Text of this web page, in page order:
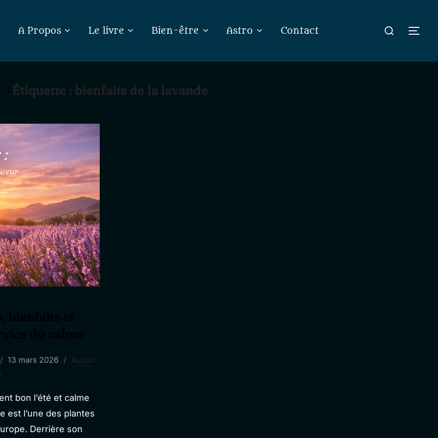
A Propos Le livre Bien-être Astro Contact
Rechercher :
Étiquette : bienfaits de la lavande
Publié
13 mars 2026
Aucun
bon l’été et calme
est l’une des plantes
Derrière son